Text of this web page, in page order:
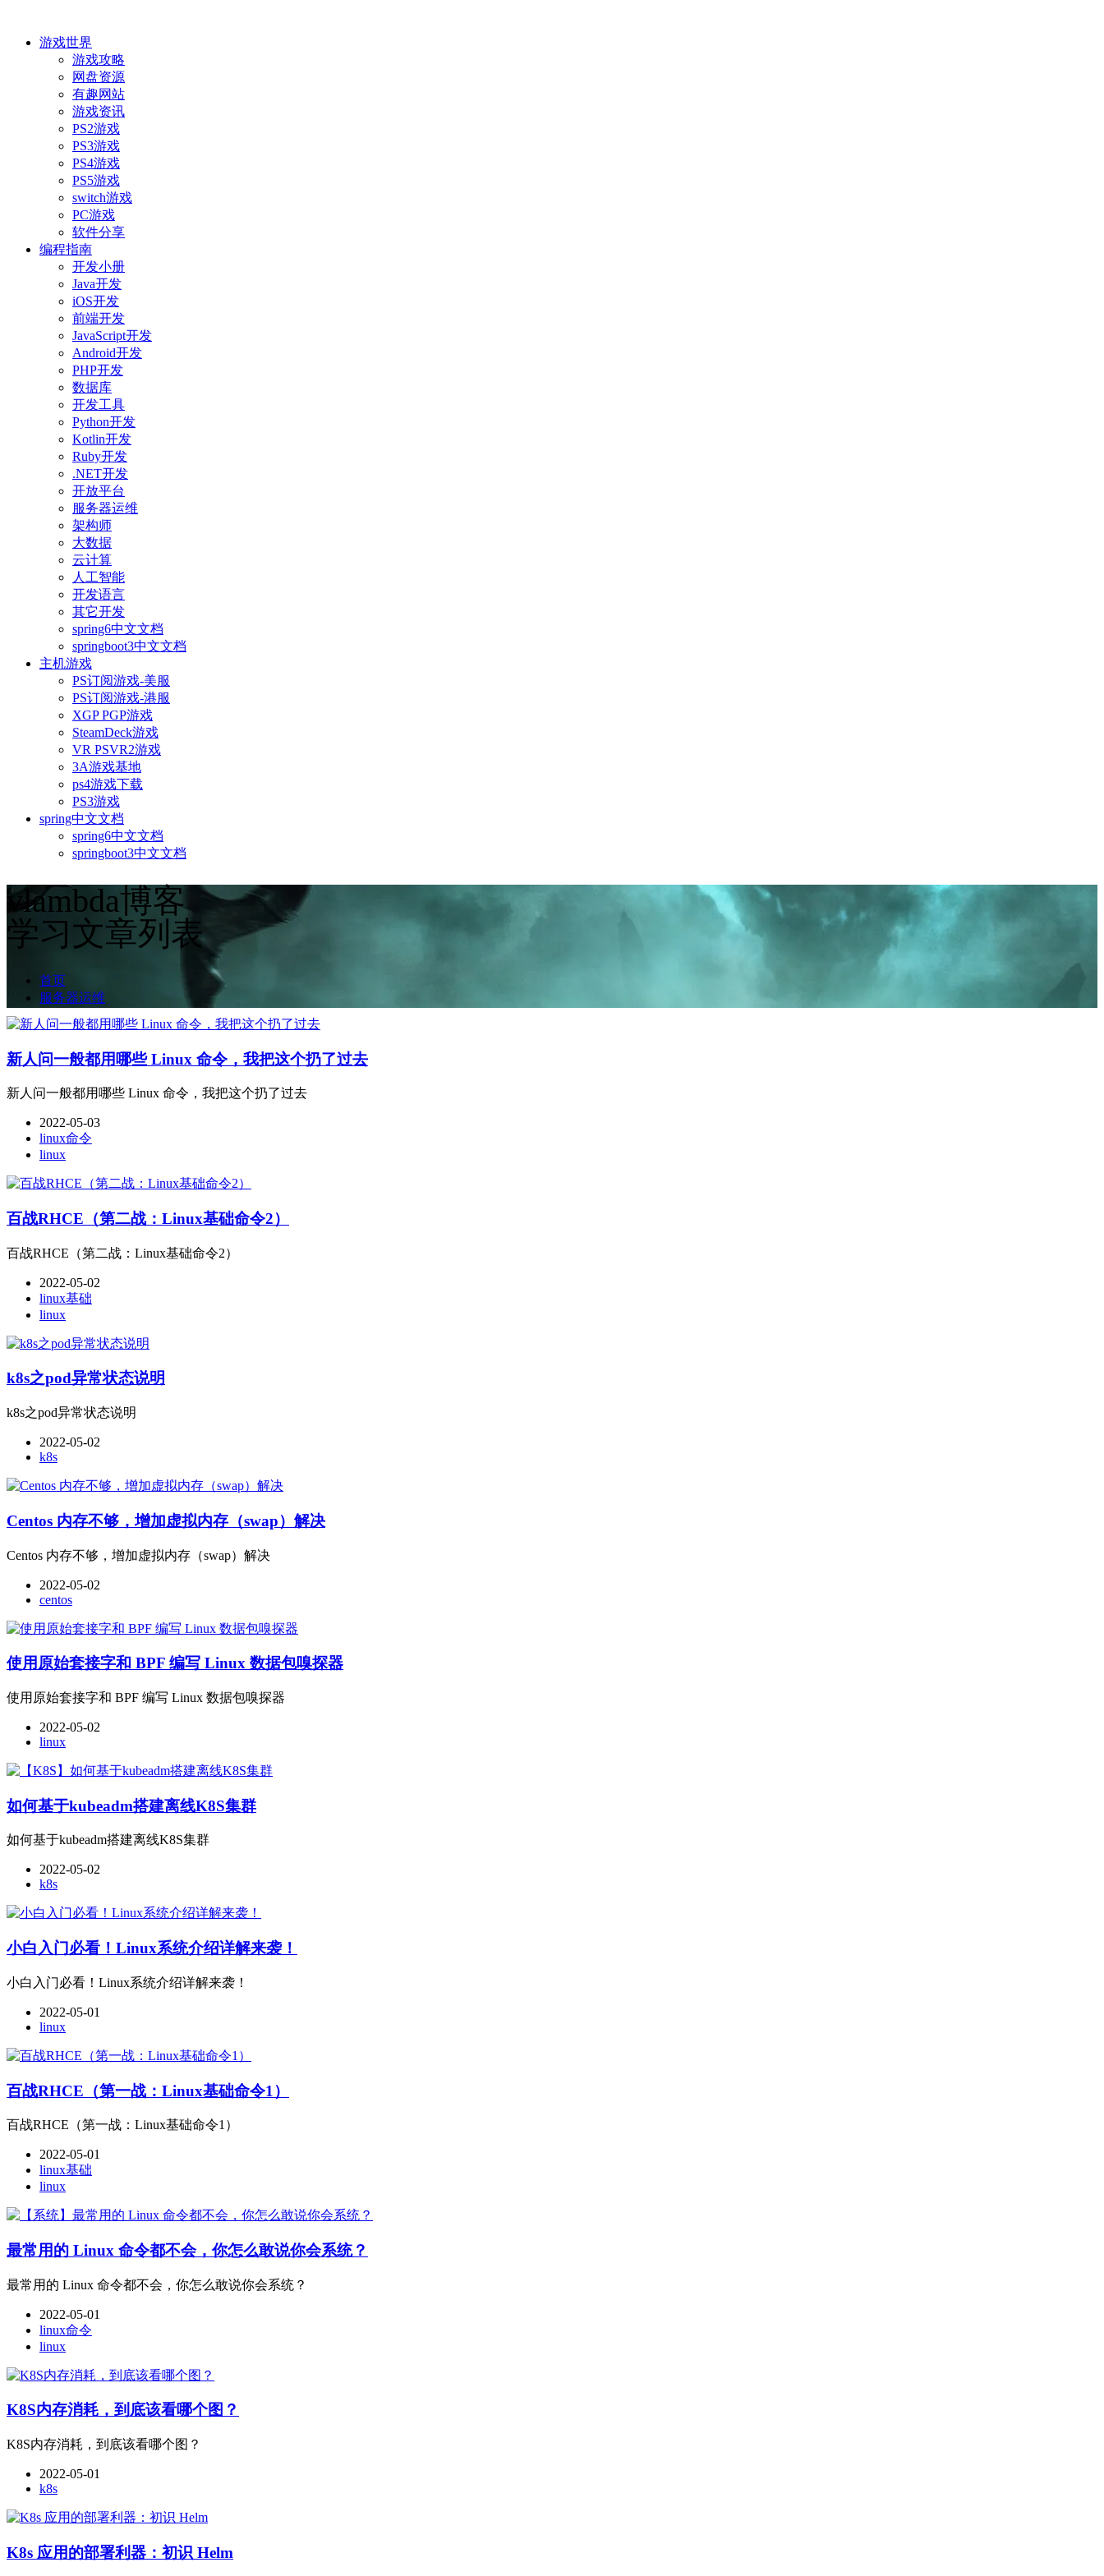
游戏世界
游戏攻略
网盘资源
有趣网站
游戏资讯
PS2游戏
PS3游戏
PS4游戏
PS5游戏
switch游戏
PC游戏
软件分享
编程指南
开发小册
Java开发
iOS开发
前端开发
JavaScript开发
Android开发
PHP开发
数据库
开发工具
Python开发
Kotlin开发
Ruby开发
.NET开发
开放平台
服务器运维
架构师
大数据
云计算
人工智能
开发语言
其它开发
spring6中文文档
springboot3中文文档
主机游戏
PS订阅游戏-美服
PS订阅游戏-港服
XGP PGP游戏
SteamDeck游戏
VR PSVR2游戏
3A游戏基地
ps4游戏下载
PS3游戏
spring中文文档
spring6中文文档
springboot3中文文档
vlambda博客
学习文章列表
首页
服务器运维
新人问一般都用哪些 Linux 命令，我把这个扔了过去
新人问一般都用哪些 Linux 命令，我把这个扔了过去
2022-05-03
linux命令
linux
百战RHCE（第二战：Linux基础命令2）
百战RHCE（第二战：Linux基础命令2）
2022-05-02
linux基础
linux
k8s之pod异常状态说明
k8s之pod异常状态说明
2022-05-02
k8s
Centos 内存不够，增加虚拟内存（swap）解决
Centos 内存不够，增加虚拟内存（swap）解决
2022-05-02
centos
使用原始套接字和 BPF 编写 Linux 数据包嗅探器
使用原始套接字和 BPF 编写 Linux 数据包嗅探器
2022-05-02
linux
如何基于kubeadm搭建离线K8S集群
如何基于kubeadm搭建离线K8S集群
2022-05-02
k8s
小白入门必看！Linux系统介绍详解来袭！
小白入门必看！Linux系统介绍详解来袭！
2022-05-01
linux
百战RHCE（第一战：Linux基础命令1）
百战RHCE（第一战：Linux基础命令1）
2022-05-01
linux基础
linux
最常用的 Linux 命令都不会，你怎么敢说你会系统？
最常用的 Linux 命令都不会，你怎么敢说你会系统？
2022-05-01
linux命令
linux
K8S内存消耗，到底该看哪个图？
K8S内存消耗，到底该看哪个图？
2022-05-01
k8s
K8s 应用的部署利器：初识 Helm